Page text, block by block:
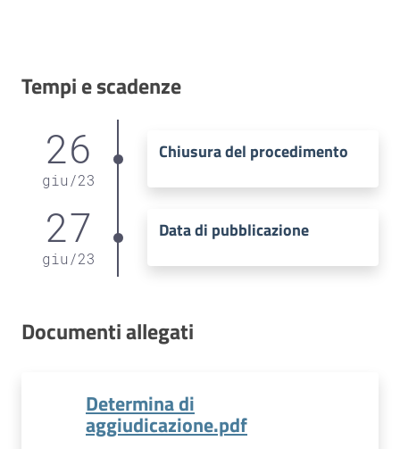
Tempi e scadenze
26
giu /23
Chiusura del procedimento
27
giu /23
Data di pubblicazione
Documenti allegati
Determina di
aggiudicazione.pdf